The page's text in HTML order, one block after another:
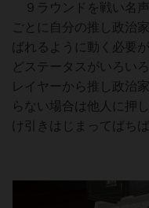
９ラウンドを戦い名
ごとに自分の推し政治
ばれるように動く必要
どステータスがいろい
レイヤーから推し政治
らない場合は他人に押
け引きはじまってばちば